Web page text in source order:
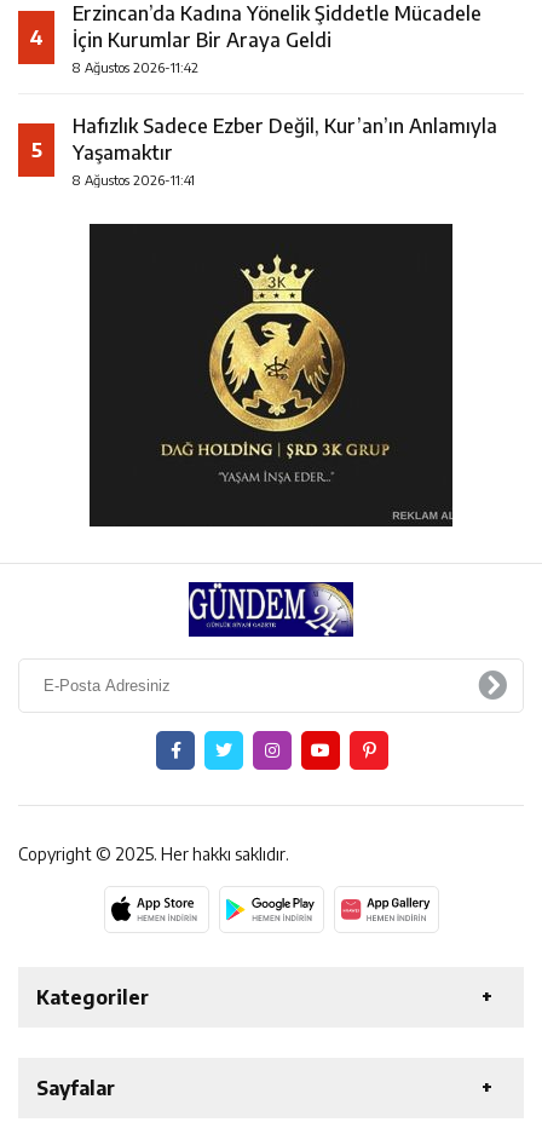
4
Erzincan’da Kadına Yönelik Şiddetle Mücadele
İçin Kurumlar Bir Araya Geldi
8 Ağustos 2026-11:42
5
Hafızlık Sadece Ezber Değil, Kur’an’ın Anlamıyla
Yaşamaktır
8 Ağustos 2026-11:41
Copyright © 2025. Her hakkı saklıdır.
Kategoriler
EKONOMİ
Sayfalar